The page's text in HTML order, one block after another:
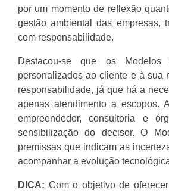
por um momento de reflexão
gestão ambiental das empresas,
com responsabilidade.
Destacou-se que os
personalizados ao cliente e à sua
responsabilidade, já que há a
apenas atendimento a escopos.
empreendedor, consultoria e
sensibilização do decisor. O
premissas que indicam as
acompanhar a evolução
D ICA: Com o objetivo de